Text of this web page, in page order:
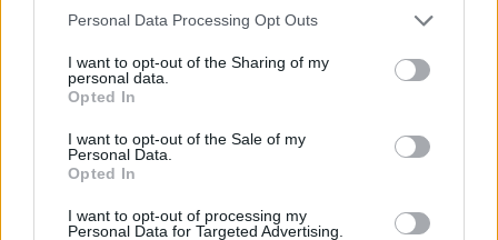
Please note that this website/app uses one or more Google
not limited to your visit or usage behaviour. You may click to
grant or deny consent to Google and its third-party tags to
use your data for below specified purposes in below Google
consent section.
Personal Data Processing Opt Outs
I want to opt-out of the Sharing of my
personal data.
Opted In
I want to opt-out of the Sale of my
Personal Data.
Opted In
I want to opt-out of processing my
Personal Data for Targeted Advertising.
közül december 23-ig lehet szemezgetni
(ideális ajándék egy műkedvelőnek
karácsonyra). Mártonffy, aki projekt
menedzsmenttel foglalkozik, azt is elmondta,
a nyugati példákon felbuzdulva, ő és
művészettörténész testvére vágtak bele a
projektbe. „A kortárs művészeket
szerencsére nem annyira nehéz megtalálni”.
Megkeresték például a Magyar